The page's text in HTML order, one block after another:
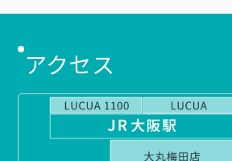
アクセス